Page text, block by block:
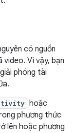
có nguồn
video. Vì vậy, bạn
phóng tài
hoặc
phương thức
lên hoặc phương